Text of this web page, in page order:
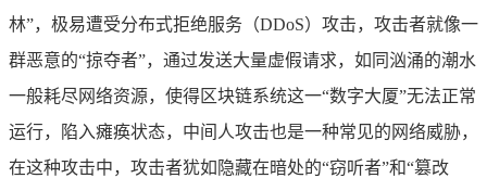
林”，极易遭受分布式拒绝服务（DDoS）攻击，攻击者就像一
群恶意的“掠夺者”，通过发送大量虚假请求，如同汹涌的潮水
一般耗尽网络资源，使得区块链系统这一“数字大厦”无法正常
运行，陷入瘫痪状态，中间人攻击也是一种常见的网络威胁，
在这种攻击中，攻击者犹如隐藏在暗处的“窃听者”和“篡改